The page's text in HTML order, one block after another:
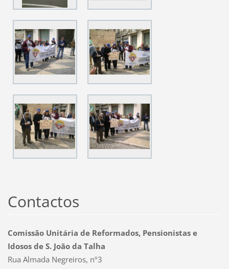
Contactos
Comissão Unitária de Reformados, Pensionistas e
Idosos de S. João da Talha
Rua Almada Negreiros, nº3